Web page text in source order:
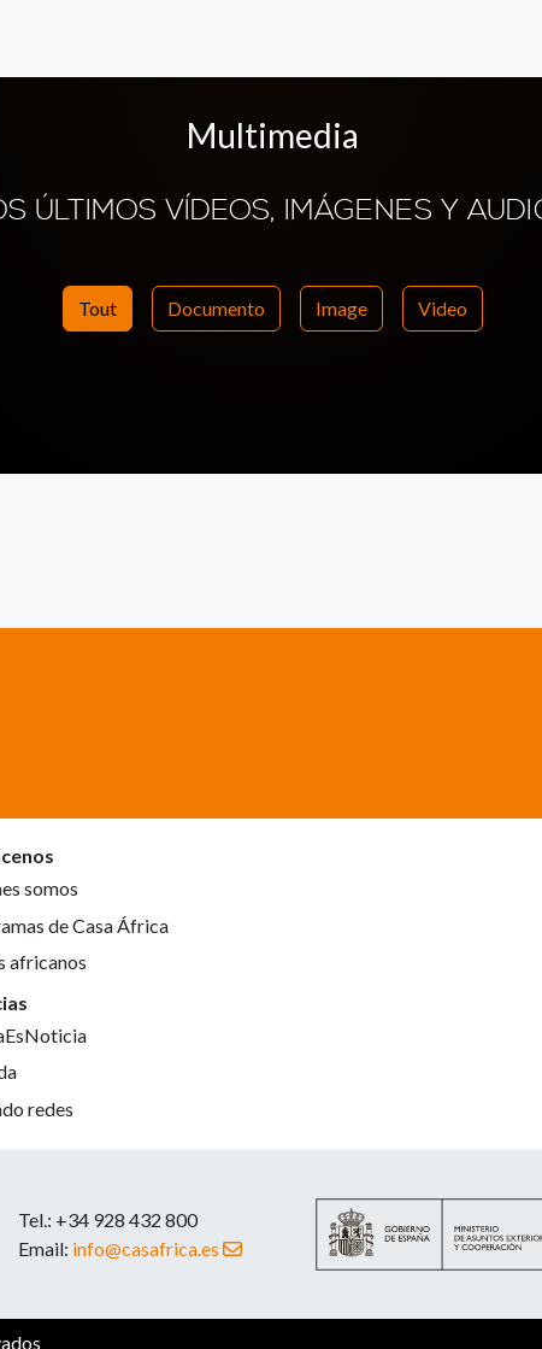
Multimedia
ÚLTIMOS VÍDEOS, IMÁGENES Y
Tout Documento Image Video
somos
de Casa África
africanos
redes
Tel.: +34 928 432 800
Email: info@casafrica.es